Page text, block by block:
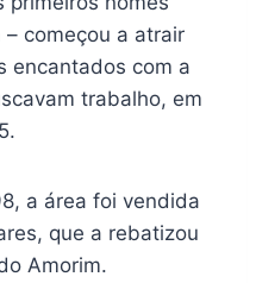
começou a atrair
encantados com a
trabalho, em
a área foi vendida
que a rebatizou
Amorim.